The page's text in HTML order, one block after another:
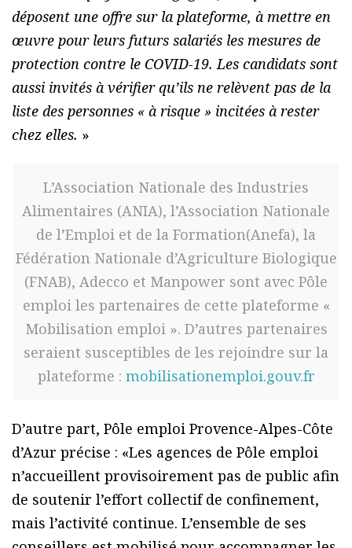
déposent une offre sur la plateforme, à mettre en
œuvre pour leurs futurs salariés les mesures de
protection contre le COVID-19. Les candidats sont
aussi invités à vérifier qu’ils ne relèvent pas de la
liste des personnes « à risque » incitées à rester
chez elles. »
L’Association Nationale des Industries
Alimentaires (ANIA), l’Association Nationale
de l’Emploi et de la Formation(Anefa), la
Fédération Nationale d’Agriculture Biologique
(FNAB), Adecco et Manpower sont avec Pôle
emploi les partenaires de cette plateforme «
Mobilisation emploi ». D’autres partenaires
seraient susceptibles de les rejoindre sur la
plateforme : mobilisationemploi.gouv.fr
D’autre part, Pôle emploi Provence-Alpes-Côte
d’Azur précise : «Les agences de Pôle emploi
n’accueillent provisoirement pas de public afin
de soutenir l’effort collectif de confinement,
mais l’activité continue. L’ensemble de ses